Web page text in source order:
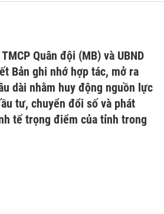
Quân đội (MB) và UBND
Bản ghi nhớ hợp tác, mở ra
dài nhằm huy động nguồn lực
tư, chuyển đổi số và phát
tế trọng điểm của tỉnh trong